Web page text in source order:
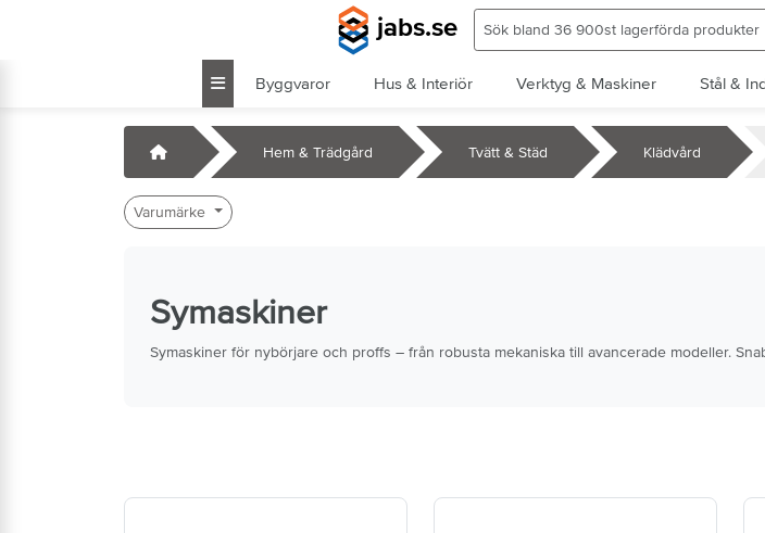
jabs.se
Byggvaror Hus & Interiör Verktyg & Maskiner Stål &
Startsida Hem & Trädgård Tvätt & Städ Klädvård
Varumärke
Symaskiner
Symaskiner för nybörjare och proffs – från robusta mekaniska till avancerade modeller.